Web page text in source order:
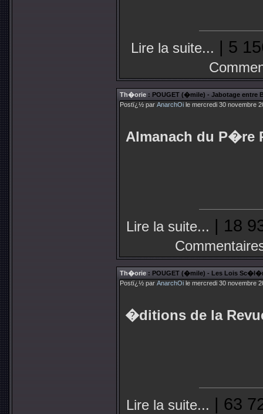
Lire la suite... | 5
Th�orie : POUGET (�mile) - Jabotage entre
Postï¿½ par AnarchOi le mercredi 30 novembre
Almanach du P�re
Lire la suite... | 18
Th�orie : POUGET (�mile) - Les Lois
Postï¿½ par AnarchOi le mercredi 30 novembre
�ditions de la
Lire la suite... | 63